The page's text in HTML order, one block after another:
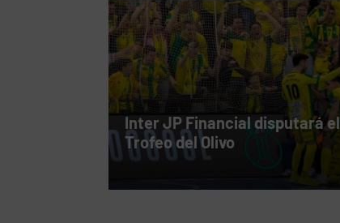
Inter JP Financial disputará el
Trofeo del Olivo